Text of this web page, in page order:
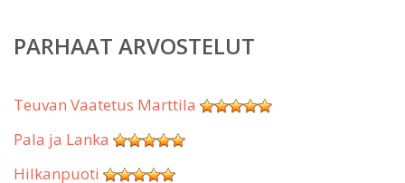
PARHAAT ARVOSTELUT
Teuvan Vaatetus Marttila
Pala ja Lanka
Hilkanpuoti